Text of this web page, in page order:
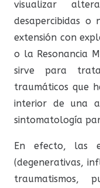
visualizar
desapercibidas
extensión con
o la Resonancia
sirve para
traumáticos que
interior de una
sintomatología
En efecto, las
(degenerativas,
traumatismos,